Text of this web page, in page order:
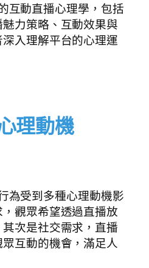
互動直播心理學，包括
力策略、互動效果與
入理解平台的心理運
理動機
為受到多種心理動機影
觀眾希望透過直播放
次是社交需求，直播
互動的機會，滿足人